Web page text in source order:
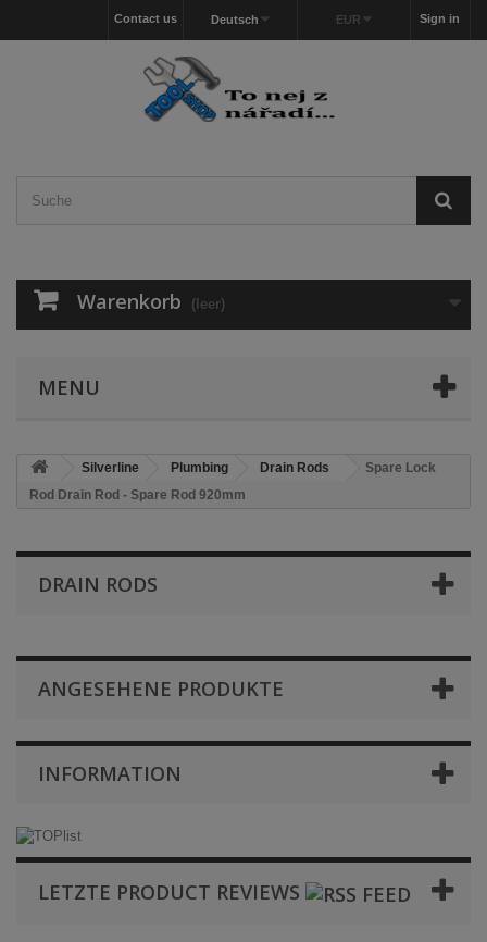
Sign in
EUR
Deutsch
Contact us
Warenkorb (leer)
MENU
Silverline Plumbing Drain Rods
Spare Lock
Rod Drain Rod - Spare Rod 920mm
DRAIN RODS
ANGESEHENE PRODUKTE
INFORMATION
LETZTE PRODUCT REVIEWS